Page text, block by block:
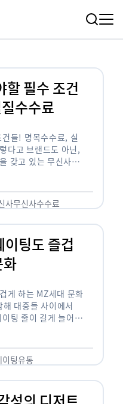
할 필수 조건
수수료
들! 명목수수료, 실
다고 브랜드도 아닌,
갖고 있는 무신사!
사무신사수수료
팅도 즐겁
게 하는 MZ세대 문화
대중들 사이에서
팅 줄이 길게 늘어서
이팅유통